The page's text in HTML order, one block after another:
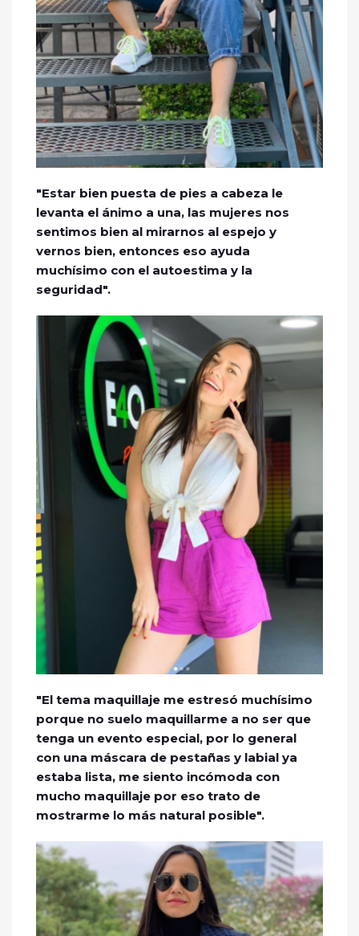
"Estar bien puesta de pies a cabeza le
levanta el ánimo a una, las mujeres nos
sentimos bien al mirarnos al espejo y
vernos bien, entonces eso ayuda
muchísimo con el autoestima y la
seguridad".
"El tema maquillaje me estresó muchísimo
porque no suelo maquillarme a no ser que
tenga un evento especial, por lo general
con una máscara de pestañas y labial ya
estaba lista, me siento incómoda con
mucho maquillaje por eso trato de
mostrarme lo más natural posible".